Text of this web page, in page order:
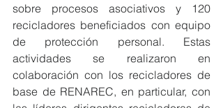
sobre procesos asociativos y 120
recicladores beneficiados con equipo
de protección personal. Estas
actividades se realizaron en
colaboración con los recicladores de
base de RENAREC, en particular, con